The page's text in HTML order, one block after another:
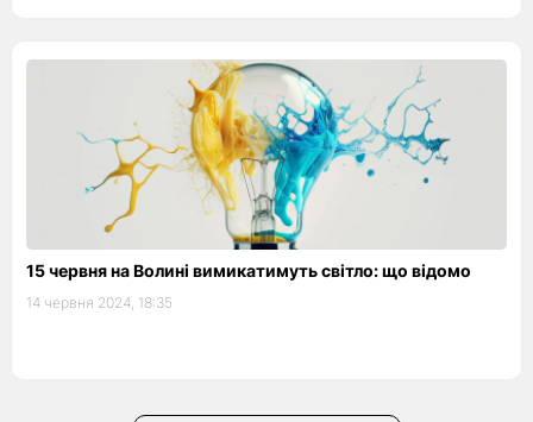
15 червня на Волині вимикатимуть світло: що відомо
14 червня 2024, 18:35